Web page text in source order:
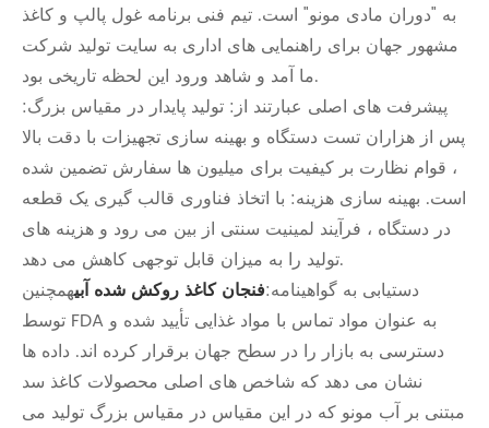
به "دوران مادی مونو" است. تیم فنی برنامه غول پالپ و کاغذ
مشهور جهان برای راهنمایی های اداری به سایت تولید شرکت
ما آمد و شاهد ورود این لحظه تاریخی بود.
پیشرفت های اصلی عبارتند از: تولید پایدار در مقیاس بزرگ:
پس از هزاران تست دستگاه و بهینه سازی تجهیزات با دقت بالا
، قوام نظارت بر کیفیت برای میلیون ها سفارش تضمین شده
است. بهینه سازی هزینه: با اتخاذ فناوری قالب گیری یک قطعه
در دستگاه ، فرآیند لمینیت سنتی از بین می رود و هزینه های
تولید را به میزان قابل توجهی کاهش می دهد.
دستیابی به گواهینامه:فنجان کاغذ روکش شده آبیهمچنین
توسط FDA به عنوان مواد تماس با مواد غذایی تأیید شده و
دسترسی به بازار را در سطح جهان برقرار کرده اند. داده ها
نشان می دهد که شاخص های اصلی محصولات کاغذ سد
مبتنی بر آب مونو که در این مقیاس در مقیاس بزرگ تولید می